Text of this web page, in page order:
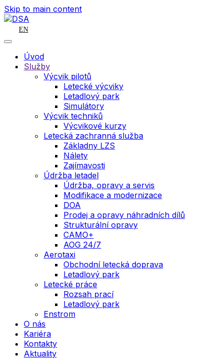
Skip to main content
EN
Úvod
Služby
Výcvik pilotů
Letecké výcviky
Letadlový park
Simulátory
Výcvik techniků
Výcvikové kurzy
Letecká zachranná služba
Základny LZS
Nálety
Zajímavosti
Údržba letadel
Údržba, opravy a servis
Modifikace a modernizace
DOA
Prodej a opravy náhradních dílů
Strukturální opravy
CAMO+
AOG 24/7
Aerotaxi
Obchodní letecká doprava
Letadlový park
Letecké práce
Rozsah prací
Letadlový park
Enstrom
O nás
Kariéra
Kontakty
Aktuality